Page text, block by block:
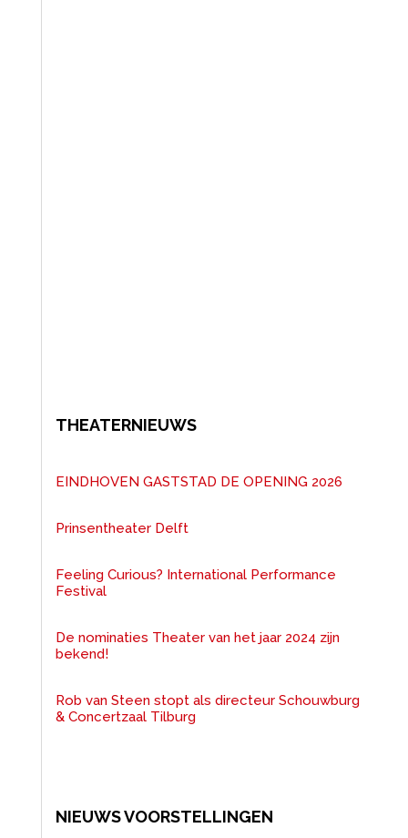
THEATERNIEUWS
EINDHOVEN GASTSTAD DE OPENING 2026
Prinsentheater Delft
Feeling Curious? International Performance
Festival
De nominaties Theater van het jaar 2024 zijn
bekend!
Rob van Steen stopt als directeur Schouwburg
& Concertzaal Tilburg
NIEUWS VOORSTELLINGEN